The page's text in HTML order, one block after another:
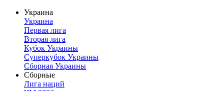
Украина
Украина
Первая лига
Вторая лига
Кубок Украины
Суперкубок Украины
Сборная Украины
Сборные
Лига наций